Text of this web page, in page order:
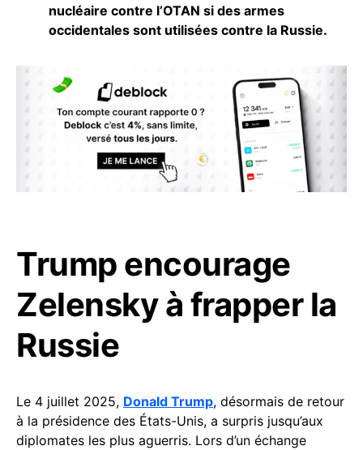
nucléaire contre l’OTAN si des armes
occidentales sont utilisées contre la Russie.
Trump encourage
Zelensky à frapper la
Russie
Le 4 juillet 2025, Donald Trump, désormais de retour
à la présidence des États-Unis, a surpris jusqu’aux
diplomates les plus aguerris. Lors d’un échange